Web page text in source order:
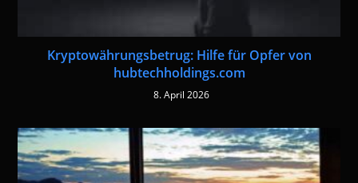
Kryptowährungsbetrug: Hilfe für Opfer von
hubtechholdings.com
8. April 2026